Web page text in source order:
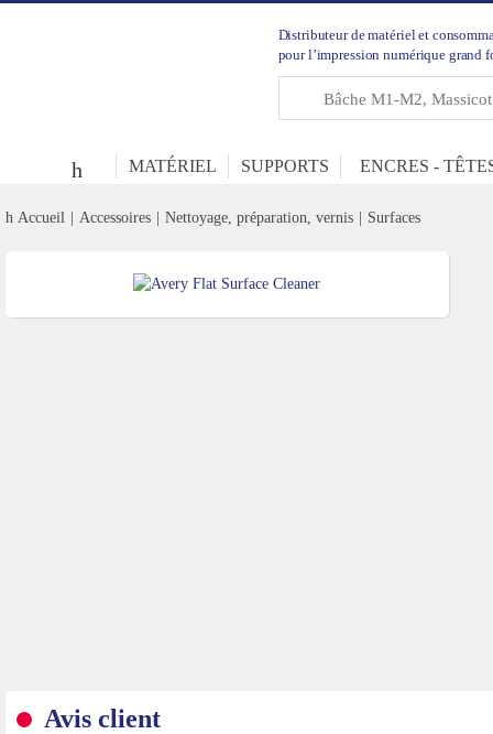
Distributeur de matériel et
pour l’impression numérique grand
MATÉRIEL SUPPORTS ENCRES -
Accueil Accessoires Nettoyage, préparation, vernis Surfaces
Avis client